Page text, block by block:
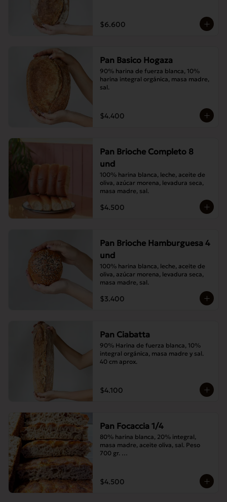
$6.600
Pan Basico Hogaza
90% harina de fuerza blanca, 10%
harina integral orgánica, masa madre,
sal.
$4.400
Pan Brioche Completo 8
und
100% harina blanca, leche, aceite de
oliva, azúcar morena, levadura seca,
masa madre, sal.
$4.500
Pan Brioche Hamburguesa 4
und
100% harina blanca, leche, aceite de
oliva, azúcar morena, levadura seca,
masa madre, sal.
$3.400
Pan Ciabatta
90% Harina de fuerza blanca, 10%
integral orgánica, masa madre y sal.
40 cm aprox.
$4.100
Pan Focaccia 1/4
80% harina blanca, 20% integral,
masa madre, aceite oliva, sal. Peso
700 gr.
$4.500